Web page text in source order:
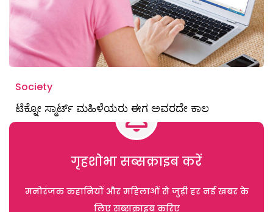
Society
ಟೆಕ್ನೋ ಸ್ಮಾರ್ಟ್ ಮಹಿಳೆಯರು ಈಗ ಅವರದೇ ಕಾಲ
गृहशोभा सब्सक्राइब करें
मनोरंजक कहानियों और महिलाओं से जुड़ी हर नई खबर के
लिए सब्सक्राइब करिए